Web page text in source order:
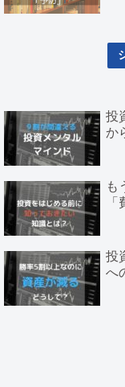
投
か
も
投
へ